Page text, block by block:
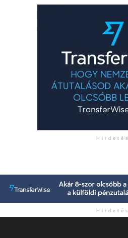
Hirdetés
Hirdetés